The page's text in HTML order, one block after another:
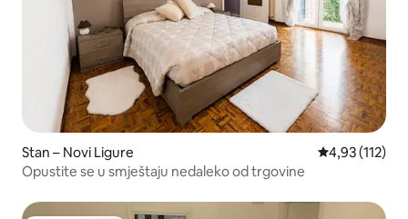
Stan – Novi Ligure Prosječna
4,93 (112)
Opustite se u smještaju nedaleko od trgovine